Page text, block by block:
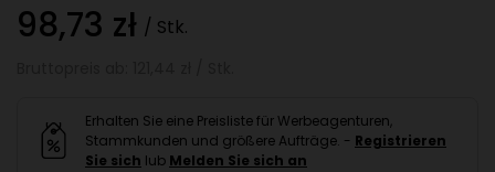
98,73 zł / Stk.
Erhalten Sie eine Preisliste für Werbeagenturen,
Stammkunden und größere Aufträge. - Registrieren
Sie sich lub Melden Sie sich an